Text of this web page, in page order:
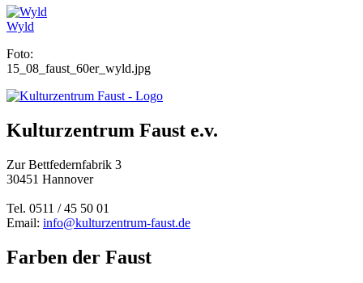
Wyld
Foto:
15_08_faust_60er_wyld.jpg
Kulturzentrum Faust e.v.
Zur Bettfedernfabrik 3
30451 Hannover
Tel. 0511 / 45 50 01
Email: info@kulturzentrum-faust.de
Farben der Faust